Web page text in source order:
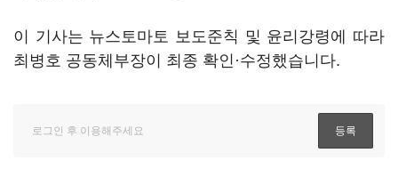
이 기사는 뉴스토마토 보도준칙 및 윤리강령에 따라
최병호 공동체부장이 최종 확인·수정했습니다.